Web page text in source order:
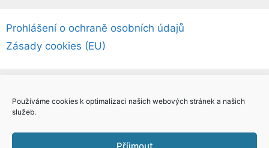
Používáme cookies k optimalizaci našich webových stránek a našich
služeb.
Příjmout
Prohlášení o ochraně osobních údajů
Zásady cookies (EU)